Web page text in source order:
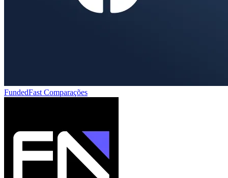
FundedFast Comparações